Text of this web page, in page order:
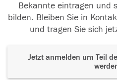
Bekannte eintragen und
bilden. Bleiben Sie in
und tragen Sie sich
Jetzt anmelden um Teil